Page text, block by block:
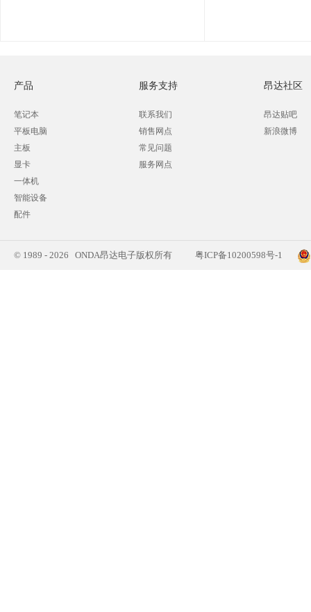
产品
笔记本
平板电脑
主板
显卡
一体机
智能设备
配件
服务支持
联系我们
销售网点
常见问题
服务网点
昂达社区
昂达贴吧
新浪微博
© 1989 - 2026 ONDA昂达电子版权所有 粤ICP备10200598号-1